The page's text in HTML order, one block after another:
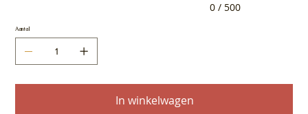
0 / 500
Aantal
In winkelwagen